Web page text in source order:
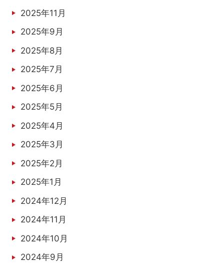
2025年11月
2025年9月
2025年8月
2025年7月
2025年6月
2025年5月
2025年4月
2025年3月
2025年2月
2025年1月
2024年12月
2024年11月
2024年10月
2024年9月